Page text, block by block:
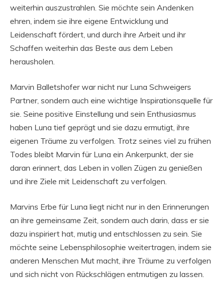
weiterhin auszustrahlen. Sie möchte sein Andenken
ehren, indem sie ihre eigene Entwicklung und
Leidenschaft fördert, und durch ihre Arbeit und ihr
Schaffen weiterhin das Beste aus dem Leben
herausholen.
Marvin Balletshofer war nicht nur Luna Schweigers
Partner, sondern auch eine wichtige Inspirationsquelle für
sie. Seine positive Einstellung und sein Enthusiasmus
haben Luna tief geprägt und sie dazu ermutigt, ihre
eigenen Träume zu verfolgen. Trotz seines viel zu frühen
Todes bleibt Marvin für Luna ein Ankerpunkt, der sie
daran erinnert, das Leben in vollen Zügen zu genießen
und ihre Ziele mit Leidenschaft zu verfolgen.
Marvins Erbe für Luna liegt nicht nur in den Erinnerungen
an ihre gemeinsame Zeit, sondern auch darin, dass er sie
dazu inspiriert hat, mutig und entschlossen zu sein. Sie
möchte seine Lebensphilosophie weitertragen, indem sie
anderen Menschen Mut macht, ihre Träume zu verfolgen
und sich nicht von Rückschlägen entmutigen zu lassen.